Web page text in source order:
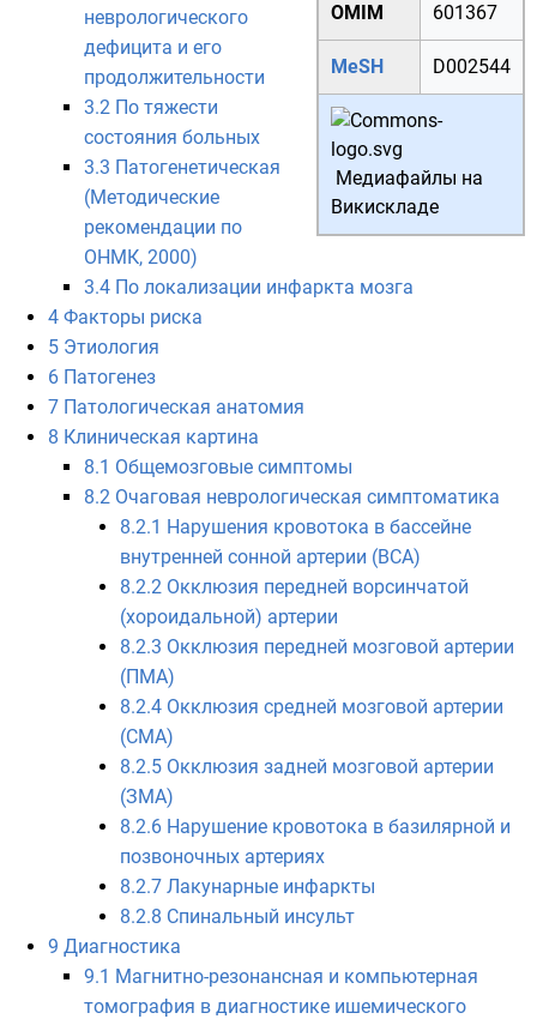
OMIM 601367
MeSH D002544
Медиафайлы на
Викискладе
неврологического
дефицита и его
продолжительности
3.2 По тяжести
состояния больных
3.3 Патогенетическая
(Методические
рекомендации по
ОНМК, 2000)
3.4 По локализации инфаркта мозга
4 Факторы риска
5 Этиология
6 Патогенез
7 Патологическая анатомия
8 Клиническая картина
8.1 Общемозговые симптомы
8.2 Очаговая неврологическая симптоматика
8.2.1 Нарушения кровотока в бассейне
внутренней сонной артерии (ВСА)
8.2.2 Окклюзия передней ворсинчатой
(хороидальной) артерии
8.2.3 Окклюзия передней мозговой артерии
(ПМА)
8.2.4 Окклюзия средней мозговой артерии
(СМА)
8.2.5 Окклюзия задней мозговой артерии
(ЗМА)
8.2.6 Нарушение кровотока в базилярной и
позвоночных артериях
8.2.7 Лакунарные инфаркты
8.2.8 Спинальный инсульт
9 Диагностика
9.1 Магнитно-резонансная и компьютерная
томография в диагностике ишемического